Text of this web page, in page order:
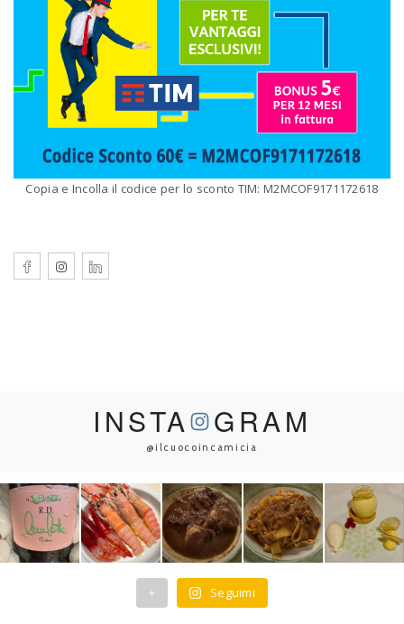
Copia e Incolla il codice per lo sconto TIM: M2MCOF9171172618
INSTA GRAM
@ilcuocoincamicia
+ Seguimi